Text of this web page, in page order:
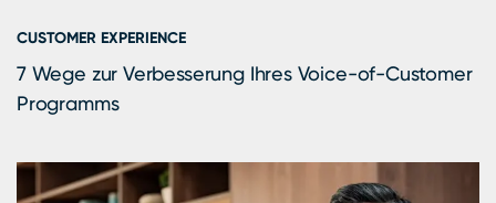
CUSTOMER EXPERIENCE
7 Wege zur Verbesserung Ihres Voice-of-Customer
Programms